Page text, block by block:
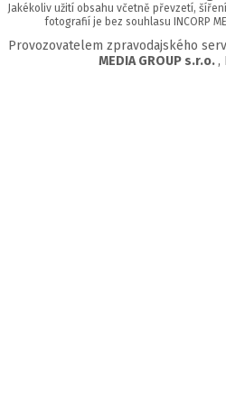
Jakékoliv užití obsahu včetně převzetí,
fotografií je bez souhlasu INCORP
Provozovatelem zpravodajského
MEDIA GROUP s.r.o. ,